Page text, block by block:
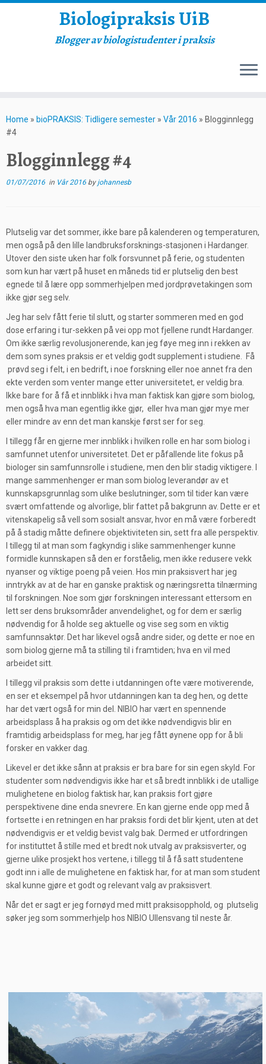
to
content
Biologipraksis UiB
Blogger av biologistudenter i praksis
Home » bioPRAKSIS: Tidligere semester » Vår 2016 » Blogginnlegg
#4
Blogginnlegg #4
01/07/2016 in Vår 2016 by johannesb
Plutselig var det sommer, ikke bare på kalenderen og temperaturen,
men også på den lille landbruksforsknings-stasjonen i Hardanger.
Utover den siste uken har folk forsvunnet på ferie, og studenten
som kun har vært på huset en måneds tid er plutselig den best
egnede til å lære opp sommerhjelpen med jordprøvetakingen som
ikke gjør seg selv.
Jeg har selv fått ferie til slutt, og starter sommeren med en god
dose erfaring i tur-sekken på vei opp mot fjellene rundt Hardanger.
Om ikke særlig revolusjonerende, kan jeg føye meg inn i rekken av
dem som synes praksis er et veldig godt supplement i studiene. Få
prøvd seg i felt, i en bedrift, i noe forskning eller noe annet fra den
ekte verden som venter mange etter universitetet, er veldig bra.
Ikke bare for å få et innblikk i hva man faktisk kan gjøre som biolog,
men også hva man egentlig ikke gjør, eller hva man gjør mye mer
eller mindre av enn det man kanskje først ser for seg.
I tillegg får en gjerne mer innblikk i hvilken rolle en har som biolog i
samfunnet utenfor universitetet. Det er påfallende lite fokus på
biologer sin samfunnsrolle i studiene, men den blir stadig viktigere. I
mange sammenhenger er man som biolog leverandør av et
kunnskapsgrunnlag som ulike beslutninger, som til tider kan være
svært omfattende og alvorlige, blir fattet på bakgrunn av. Dette er et
vitenskapelig så vell som sosialt ansvar, hvor en må være forberedt
på å stadig måtte definere objektiviteten sin, sett fra alle perspektiv.
I tillegg til at man som fagkyndig i slike sammenhenger kunne
formidle kunnskapen så den er forståelig, men ikke redusere vekk
nyanser og viktige poeng på veien. Hos min praksisvert har jeg
inntrykk av at de har en ganske praktisk og næringsretta tilnærming
til forskningen. Noe som gjør forskningen interessant ettersom en
lett ser dens bruksområder anvendelighet, og for dem er særlig
nødvendig for å holde seg aktuelle og vise seg som en viktig
samfunnsaktør. Det har likevel også andre sider, og dette er noe en
som biolog gjerne må ta stilling til i framtiden; hva en vil med
arbeidet sitt.
I tillegg vil praksis som dette i utdanningen ofte være motiverende,
en ser et eksempel på hvor utdanningen kan ta deg hen, og dette
har det vært også for min del. NIBIO har vært en spennende
arbeidsplass å ha praksis og om det ikke nødvendigvis blir en
framtidig arbeidsplass for meg, har jeg fått øynene opp for å bli
forsker en vakker dag.
Likevel er det ikke sånn at praksis er bra bare for sin egen skyld. For
studenter som nødvendigvis ikke har et så bredt innblikk i de utallige
mulighetene en biolog faktisk har, kan praksis fort gjøre
perspektivene dine enda snevrere. En kan gjerne ende opp med å
fortsette i en retningen en har praksis fordi det blir kjent, uten at det
nødvendigvis er et veldig bevist valg bak. Dermed er utfordringen
for instituttet å stille med et bredt nok utvalg av praksisverter, og
gjerne ulike prosjekt hos vertene, i tillegg til å få satt studentene
godt inn i alle de mulighetene en faktisk har, for at man som student
skal kunne gjøre et godt og relevant valg av praksisvert.
Når det er sagt er jeg fornøyd med mitt praksisopphold, og plutselig
søker jeg som sommerhjelp hos NIBIO Ullensvang til neste år.